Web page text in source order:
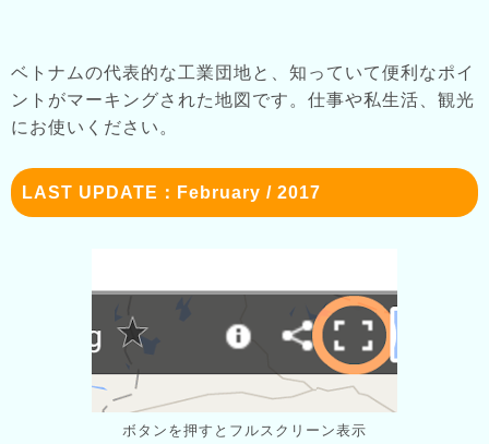
ベトナムの代表的な工業団地と、知っていて便利なポイ
ントがマーキングされた地図です。仕事や私生活、観光
にお使いください。
LAST UPDATE：February / 2017
ボタンを押すとフルスクリーン表示